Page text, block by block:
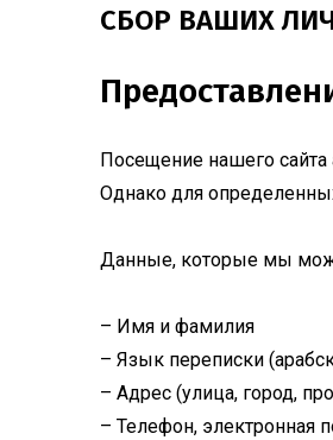
СБОР ВАШИХ
Посещение нашего
Однако для
Данные, которые мы
– Имя и фамилия
– Язык переписки
– Адрес (улица, город,
– Телефон, электронная